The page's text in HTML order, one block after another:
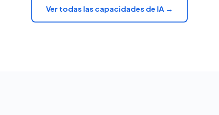
Ver todas las capacidades de IA →